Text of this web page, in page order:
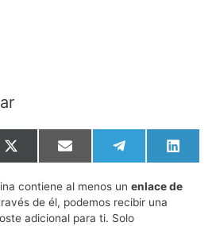
Compartir
en
X
(Twitter)
Compartir
en
Email
Compartir
en
Telegram
en
contiene al menos un enlace de
de él, podemos recibir una
adicional para ti. Solo